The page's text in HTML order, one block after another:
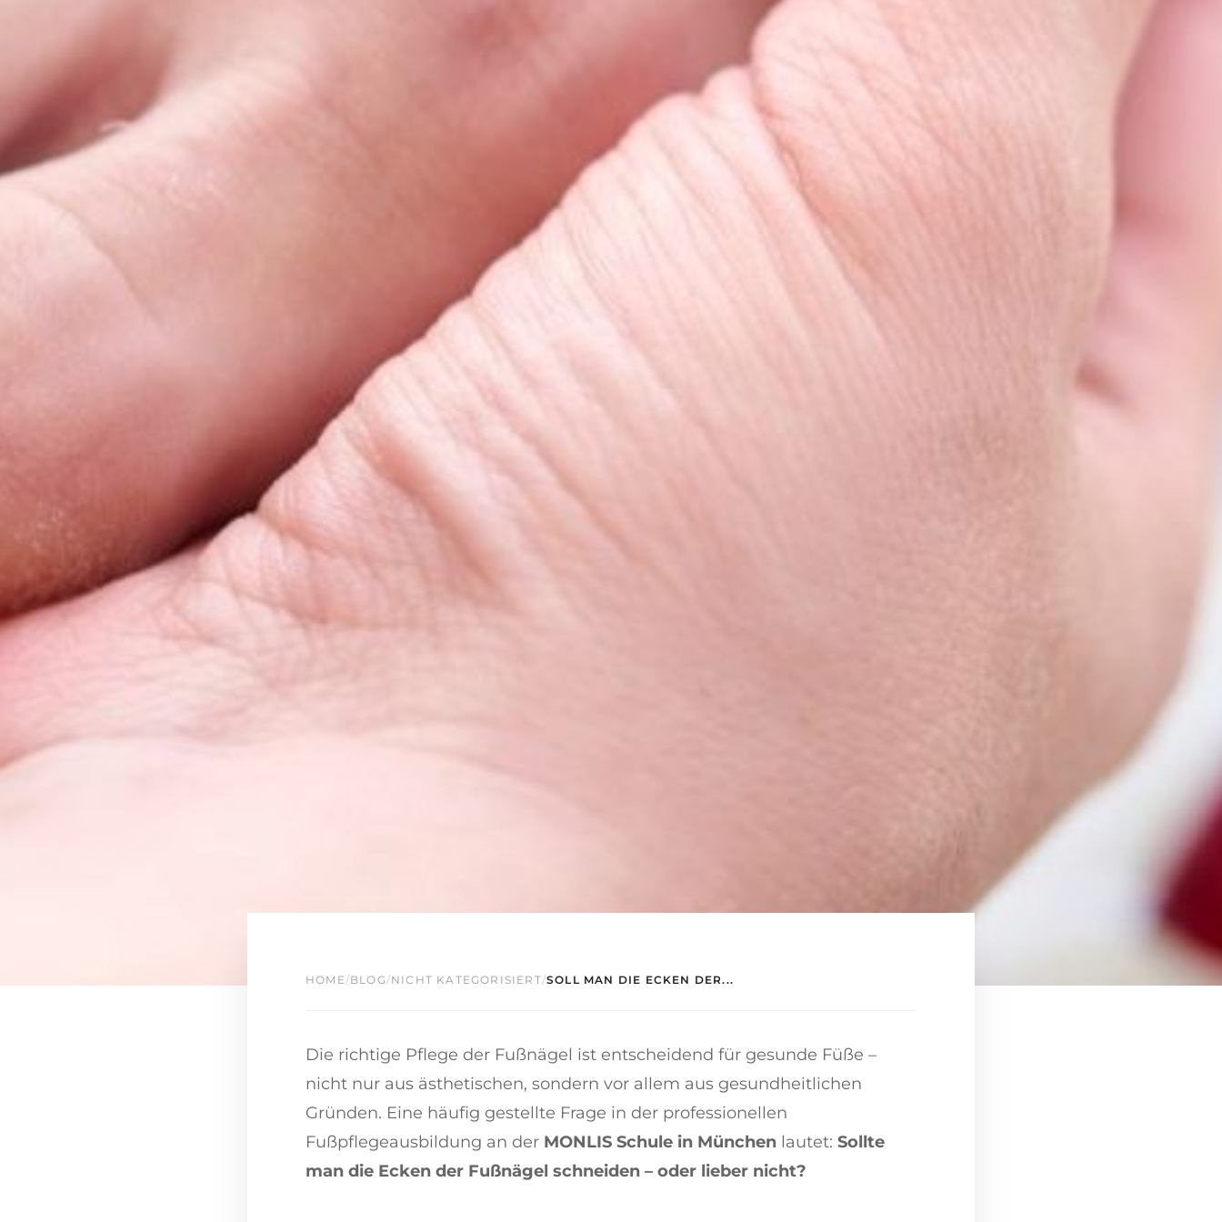
HOME/BLOG/NICHT KATEGORISIERT/SOLL MAN DIE ECKEN DER...
Die richtige Pflege der Fußnägel ist entscheidend für gesunde Füße –
nicht nur aus ästhetischen, sondern vor allem aus gesundheitlichen
Gründen. Eine häufig gestellte Frage in der professionellen
Fußpflegeausbildung an der MONLIS Schule in München lautet: Sollte
man die Ecken der Fußnägel schneiden – oder lieber nicht?